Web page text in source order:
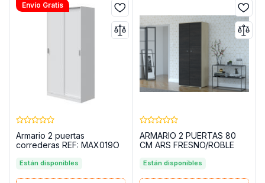
Envío Gratis
Armario 2 puertas
correderas REF: MAX019O
Están disponibles
ARMARIO 2 PUERTAS 80
CM ARS FRESNO/ROBLE
Están disponibles